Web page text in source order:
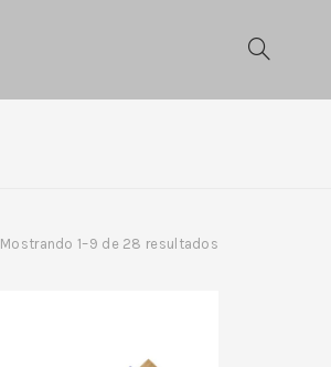
Mostrando 1–9 de 28 resultados